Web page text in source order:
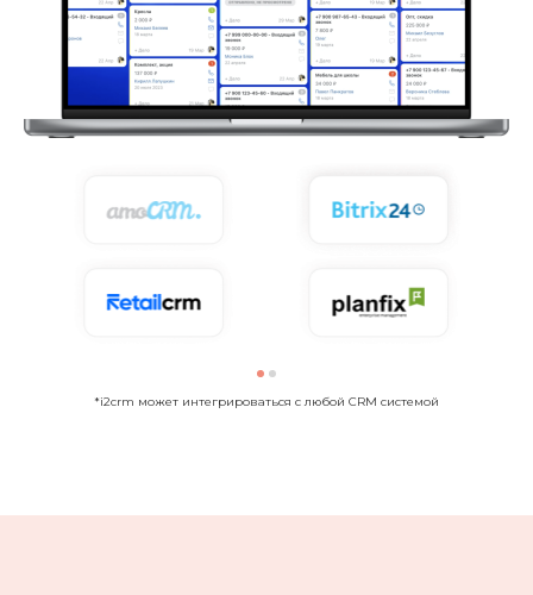
*i2crm может интегрироваться с любой CRM системой